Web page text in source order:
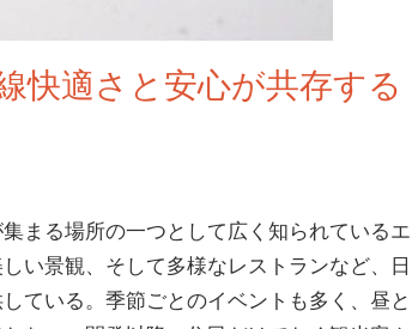
快適さと安心が共存する
まる場所の一つとして広く知られているエ
い景観、そして多様なレストランなど、日
ている。季節ごとのイベントも多く、昼と